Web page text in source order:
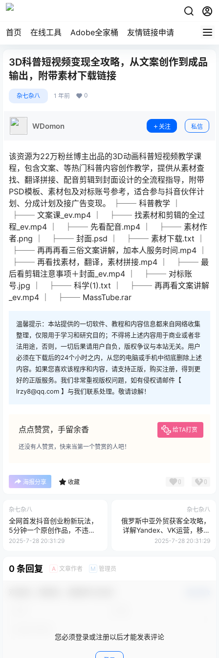
首页 在线工具 Adobe全家桶 友情链接申请
3D科普短视频变现全攻略，从文案创作到成品
输出，附带素材下载链接
杂七杂八 1 年前 0
WDomon 关注 私信
该资源为22万粉丝博主出品的3D动画科普短视频教学课
程，包含文案、等热门科普内容创作教学，提供从素材查
找、翻译拼接、配音剪辑到封面设计的全流程指导，附带
PSD模板、素材包及对标账号参考，适合参与抖音伙伴计
划、分成计划及接广告变现。 ├── 科普教学 │
├── 文案课_ev.mp4 │ ├── 找素材和剪辑的全过
程_ev.mp4 │ ├── 先看配音.mp4 │ ├── 素材作
者.png │ ├── 封面.psd │ ├── 素材下载.txt │
├── 再再再看三俗文案讲解，加本人服务时间.mp4 │
├── 再看找素材，翻译，素材拼接.mp4 │ ├── 最
后看剪辑注意事项＋封面_ev.mp4 │ ├── 对标账
号.jpg │ ├── 科学(1).txt │ ├── 再再看文案讲解
_ev.mp4 │ ├── MassTube.rar
温馨提示：本站提供的一切软件、教程和内容信息都来自网络收集
整理，仅限用于学习和研究目的；不得将上述内容用于商业或者非
法用途，否则，一切后果请用户自负，版权争议与本站无关。用户
必须在下载后的24个小时之内，从您的电脑或手机中彻底删除上述
内容。如果您喜欢该程序和内容，请支持正版，购买注册，得到更
好的正版服务。我们非常重视版权问题，如有侵权请邮件【
lrzy8@qq.com 】与我们联系处理。敬请谅解！
点点赞赏，手留余香 给TA打赏
还没有人赞赏，快来当第一个赞赏的人吧！
海报分享 收藏 0 0
杂七杂八
全网首发抖音创业粉新玩法，
5分钟一个原创作品，不违
规，不废号，流量好
2025-7-28 20:31:29
杂七杂八
俄罗斯中亚外贸获客全攻略，
详解Yandex、VK运营，移动
端PC端实操技巧
2025-7-28 20:31:29
0 条回复 A 文章作者 M 管理员
您必须登录或注册以后才能发表评论